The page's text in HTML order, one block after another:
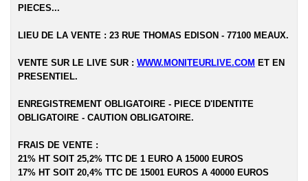
PIECES...
LIEU DE LA VENTE : 23 RUE THOMAS EDISON - 77100 MEAUX.
VENTE SUR LE LIVE SUR : WWW.MONITEURLIVE.COM ET EN
PRESENTIEL.
ENREGISTREMENT OBLIGATOIRE - PIECE D'IDENTITE
OBLIGATOIRE - CAUTION OBLIGATOIRE.
FRAIS DE VENTE :
21% HT SOIT 25,2% TTC DE 1 EURO A 15000 EUROS
17% HT SOIT 20,4% TTC DE 15001 EUROS A 40000 EUROS